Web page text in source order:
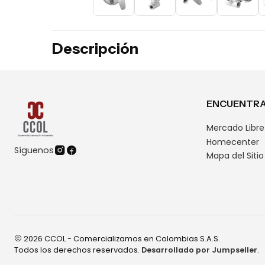
Descripción
Síguenos
Mercado Libre
Homecenter
Mapa del Sitio
2026 CCOL - Comercializamos en Colombias S.A.S.
Todos los derechos reservados. Desarrollado por Jumpseller.